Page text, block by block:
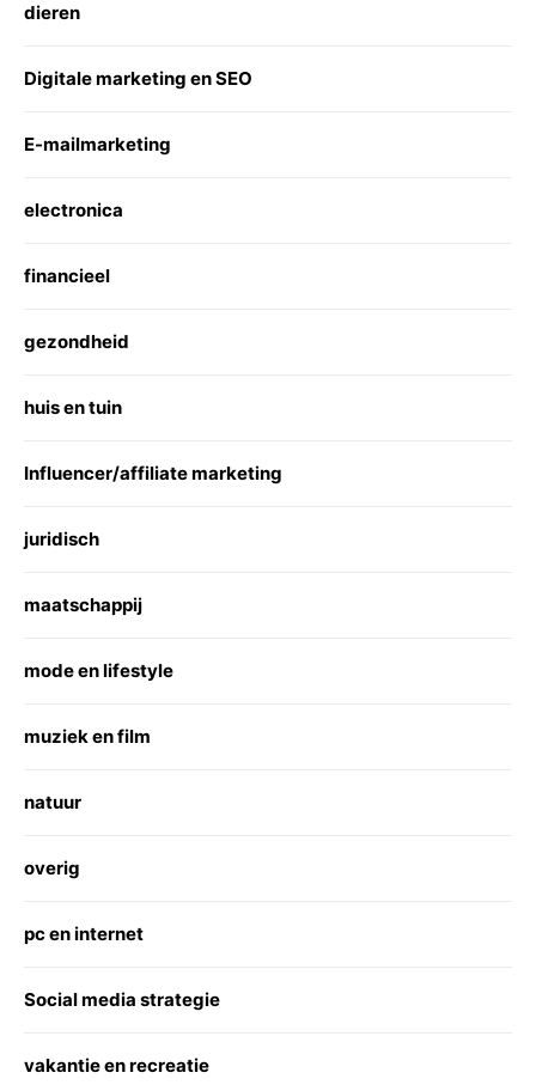
dieren
Digitale marketing en SEO
E-mailmarketing
electronica
financieel
gezondheid
huis en tuin
Influencer/affiliate marketing
juridisch
maatschappij
mode en lifestyle
muziek en film
natuur
overig
pc en internet
Social media strategie
vakantie en recreatie